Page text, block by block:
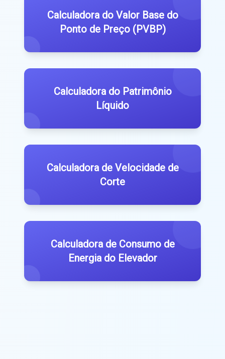
Calculadora do Valor Base do
Ponto de Preço (PVBP)
Calculadora do Patrimônio
Líquido
Calculadora de Velocidade de
Corte
Calculadora de Consumo de
Energia do Elevador